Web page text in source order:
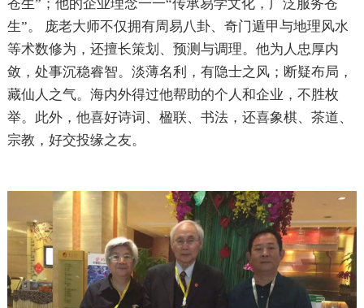
苍生”；他的企业理念一一“传承易学文化，广泛服务苍
生”。 庞老大师不仅拥有周易八卦、奇门遁甲与地理风水
等术数修为，还擅长策划、预测与调理。他为人忠厚内
敛，处事沉稳睿智。淡薄名利，有隐士之风；断疑布局，
藏仙人之气。海内外得过他帮助的个人和企业，不胜枚
举。此外，他喜好诗词、楹联、书法，还喜象棋、茶道、
宗教，好交投缘之友。